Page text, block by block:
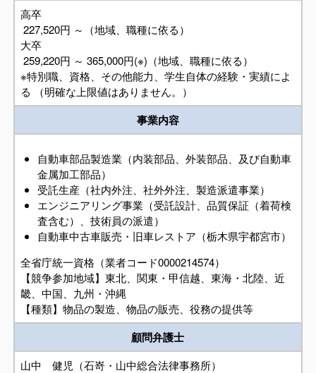
高卒
227,520円 ～（地域、職種に依る）
大卒
259,220円 ～ 365,000円(※)（地域、職種に依る）
※特別職、資格、その他能力、学生自体の経験・実績によ
る （明確な上限値はありません。）
事業内容
自動車部品製造業（内装部品、外装部品、及び自動車
金属加工部品）
受託生産（社内外注、社外外注、製造派遣事業）
エンジニアリング事業（受託設計、品質保証（着荷検
査含む）、技術員の派遣）
自動車中古車販売・旧車レストア（栃木県宇都宮市）
全省庁統一資格（業者コード0000214574）
【競争参加地域】東北、関東・甲信越、東海・北陸、近
畿、中国、九州・沖縄
【種類】物品の製造、物品の販売、役務の提供等
顧問弁護士
山中 健児（石嵜・山中総合法律事務所）